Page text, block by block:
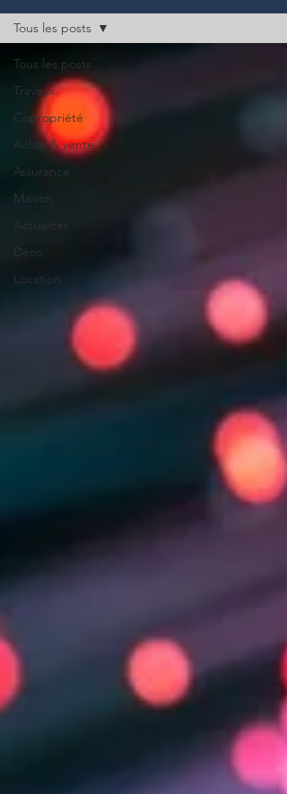
Tous les posts
Travaux
Copropriété
Achat & vente
Assurance
Maison
Actualités
Déco
Location
Tous les posts